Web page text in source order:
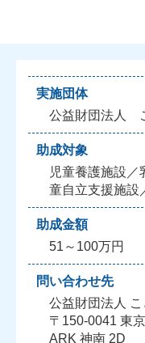
実施団体
公益財団法人
助成対象
児童養護施設／
童自立支援施設
助成金額
51～100万円
問い合わせ先
公益財団法人
〒150-0041 東
ARK 神南 2D